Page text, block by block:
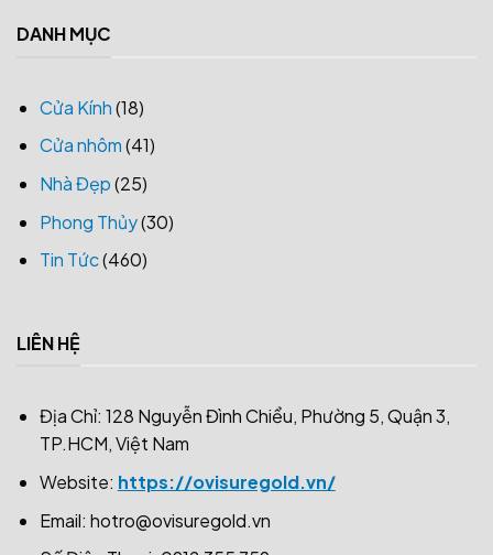
DANH MỤC
Cửa Kính(18)
Cửa nhôm(41)
Nhà Đẹp(25)
Phong Thủy(30)
Tin Tức(460)
LIÊN HỆ
Địa Chỉ: 128 Nguyễn Đình Chiểu, Phường 5, Quận 3,
TP.HCM, Việt Nam
Website: https://ovisuregold.vn/
Email: hotro@ovisuregold.vn